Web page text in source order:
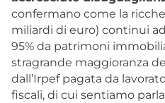
confermano come la
miliardi di euro) continui
95% da patrimoni
stragrande maggioranza
dall’Irpef pagata da
fiscali, di cui sentiamo